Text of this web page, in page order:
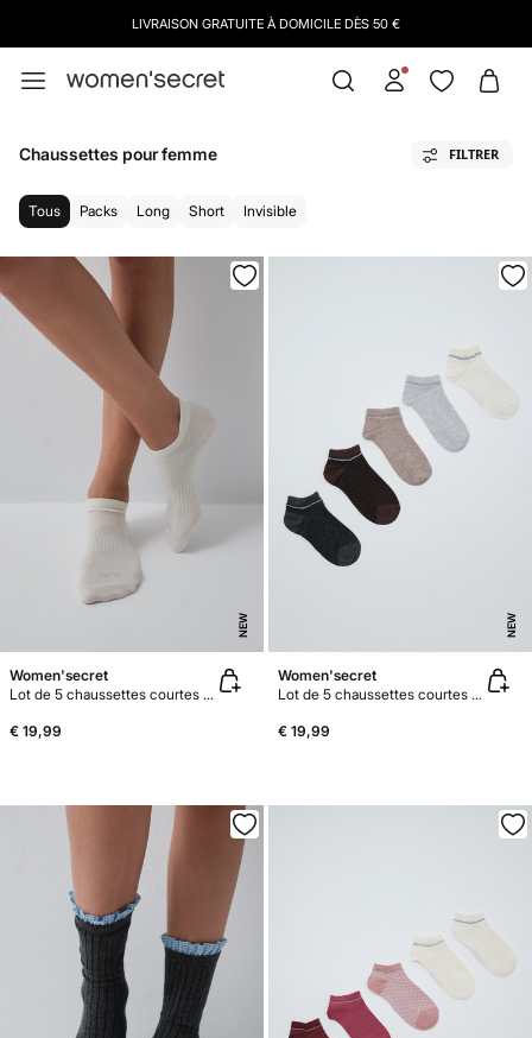
LIVRAISON GRATUITE À DOMICILE DÈS 50 €
Chaussettes pour femme FILTRER
Tous Packs Long Short Invisible
NEW
Women'secret
Lot de 5 chaussettes courtes de sport neutres
€ 19,99
NEW
Women'secret
Lot de 5 chaussettes courtes marron lurex
€ 19,99